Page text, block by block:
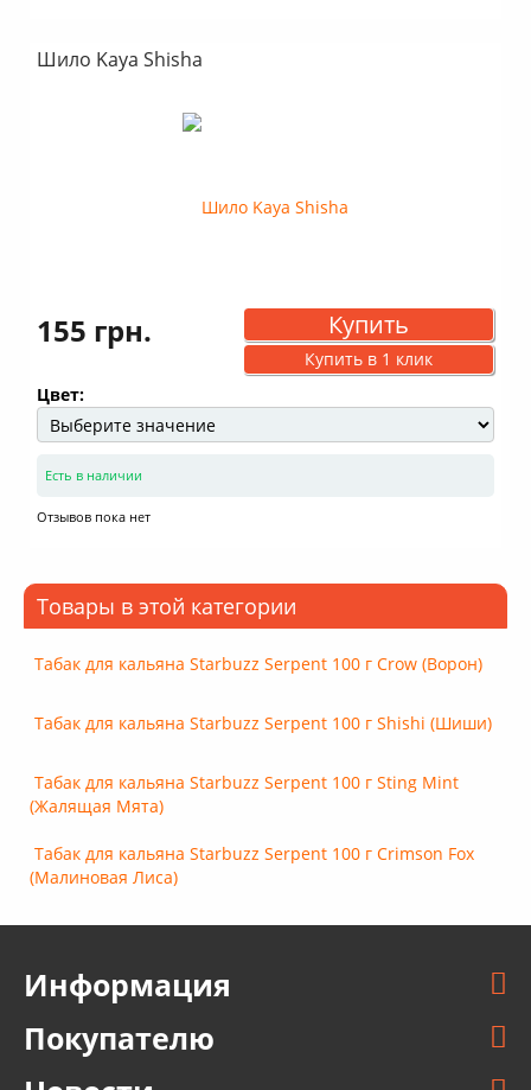
Шило Kaya Shisha
155 грн. Купить
Купить в 1 клик
Цвет:
Есть в наличии
Отзывов пока нет
Товары в этой категории
Табак для кальяна Starbuzz Serpent 100 г Crow (Ворон)
Табак для кальяна Starbuzz Serpent 100 г Shishi (Шиши)
Табак для кальяна Starbuzz Serpent 100 г Sting Mint
(Жалящая Мята)
Табак для кальяна Starbuzz Serpent 100 г Crimson Fox
(Малиновая Лиса)
Информация
Покупателю